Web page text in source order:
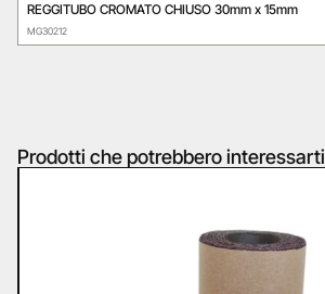
REGGITUBO CROMATO CHIUSO 30mm x 15mm
MG30212
Prodotti che potrebbero interessarti